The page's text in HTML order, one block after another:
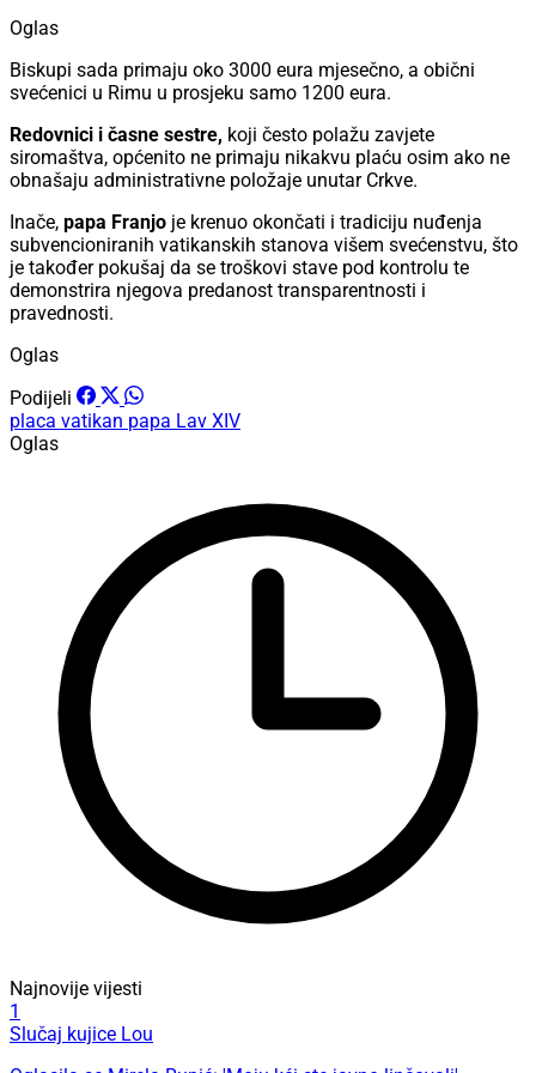
Oglas
Biskupi sada primaju oko 3000 eura mjesečno, a obični
svećenici u Rimu u prosjeku samo 1200 eura.
Redovnici i časne sestre, koji često polažu zavjete
siromaštva, općenito ne primaju nikakvu plaću osim ako ne
obnašaju administrativne položaje unutar Crkve.
Inače, papa Franjo je krenuo okončati i tradiciju nuđenja
subvencioniranih vatikanskih stanova višem svećenstvu, što
je također pokušaj da se troškovi stave pod kontrolu te
demonstrira njegova predanost transparentnosti i
pravednosti.
Oglas
Podijeli
placa vatikan papa Lav XIV
Oglas
Najnovije vijesti
1
Slučaj kujice Lou